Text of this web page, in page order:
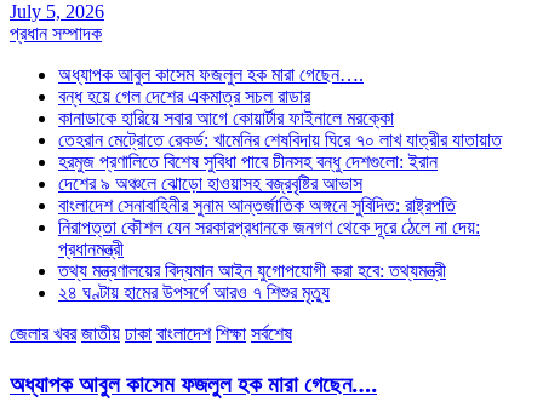
July 5, 2026
প্রধান সম্পাদক
অধ্যাপক আবুল কাসেম ফজলুল হক মারা গেছেন….
বন্ধ হয়ে গেল দেশের একমাত্র সচল রাডার
কানাডাকে হারিয়ে সবার আগে কোয়ার্টার ফাইনালে মরক্কো
তেহরান মেট্রোতে রেকর্ড: খামেনির শেষবিদায় ঘিরে ৭০ লাখ যাত্রীর যাতায়াত
হরমুজ প্রণালিতে বিশেষ সুবিধা পাবে চীনসহ বন্ধু দেশগুলো: ইরান
দেশের ৯ অঞ্চলে ঝোড়ো হাওয়াসহ বজ্রবৃষ্টির আভাস
বাংলাদেশ সেনাবাহিনীর সুনাম আন্তর্জাতিক অঙ্গনে সুবিদিত: রাষ্ট্রপতি
নিরাপত্তা কৌশল যেন সরকারপ্রধানকে জনগণ থেকে দূরে ঠেলে না দেয়:
প্রধানমন্ত্রী
তথ্য মন্ত্রণালয়ের বিদ্যমান আইন যুগোপযোগী করা হবে: তথ্যমন্ত্রী
২৪ ঘণ্টায় হামের উপসর্গে আরও ৭ শিশুর মৃত্যু
জেলার খবর জাতীয় ঢাকা বাংলাদেশ শিক্ষা সর্বশেষ
অধ্যাপক আবুল কাসেম ফজলুল হক মারা গেছেন….